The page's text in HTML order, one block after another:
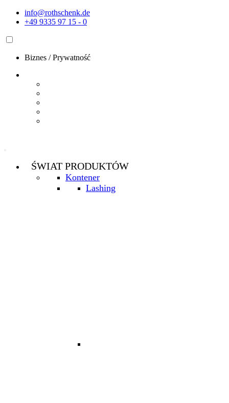
Przejdźinfo@rothschenk.de
+49 9335 97 15 - 0
Biznes /Prywatność
ŚWIAT PRODUKTÓW
Kontener
Lashing